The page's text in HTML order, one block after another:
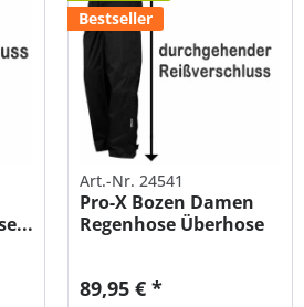
Bestseller
Art.-Nr. 24541
Pro-X Bozen Damen
Regenhose Überhose
89,95 € *